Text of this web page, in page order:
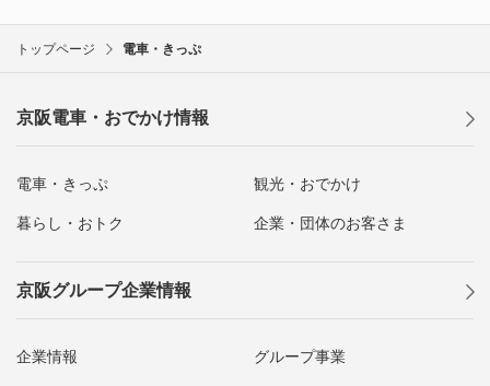
トップページ 電車・きっぷ
京阪電車・おでかけ情報
電車・きっぷ 観光・おでかけ
暮らし・おトク 企業・団体のお客さま
京阪グループ企業情報
企業情報 グループ事業